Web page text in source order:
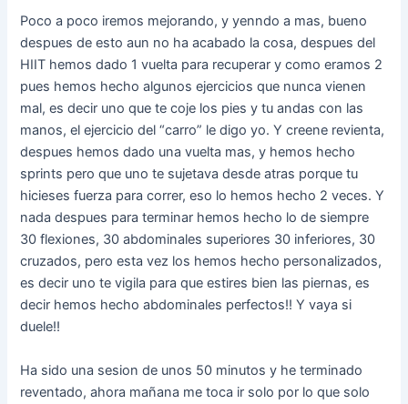
Poco a poco iremos mejorando, y yenndo a mas, bueno
despues de esto aun no ha acabado la cosa, despues del
HIIT hemos dado 1 vuelta para recuperar y como eramos 2
pues hemos hecho algunos ejercicios que nunca vienen
mal, es decir uno que te coje los pies y tu andas con las
manos, el ejercicio del “carro” le digo yo. Y creene revienta,
despues hemos dado una vuelta mas, y hemos hecho
sprints pero que uno te sujetava desde atras porque tu
hicieses fuerza para correr, eso lo hemos hecho 2 veces. Y
nada despues para terminar hemos hecho lo de siempre
30 flexiones, 30 abdominales superiores 30 inferiores, 30
cruzados, pero esta vez los hemos hecho personalizados,
es decir uno te vigila para que estires bien las piernas, es
decir hemos hecho abdominales perfectos!! Y vaya si
duele!!
Ha sido una sesion de unos 50 minutos y he terminado
reventado, ahora mañana me toca ir solo por lo que solo